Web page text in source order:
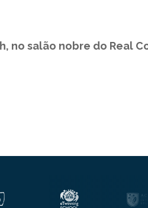
no salão nobre do Real